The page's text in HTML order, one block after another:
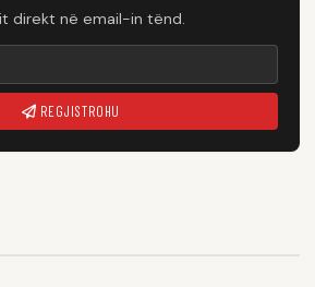
direkt në email-in tënd.
REGJISTROHU